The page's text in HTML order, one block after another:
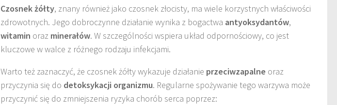
Czosnek żółty, znany również jako czosnek złocisty, ma wiele korzystnych właściwości
zdrowotnych. Jego dobroczynne działanie wynika z bogactwa antyoksydantów,
witamin oraz minerałów. W szczególności wspiera układ odpornościowy, co jest
kluczowe w walce z różnego rodzaju infekcjami.
Warto też zaznaczyć, że czosnek żółty wykazuje działanie przeciwzapalne oraz
przyczynia się do detoksykacji organizmu. Regularne spożywanie tego warzywa może
przyczynić się do zmniejszenia ryzyka chorób serca poprzez: